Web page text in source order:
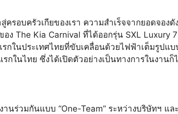
รอบครัวเกียของเรา ความสำเร็จจากยอดจอง
ง The Kia Carnival ที่ได้ออกรุ่น SXL
กในประเทศไทยที่ขับเคลื่อนด้วยไฟฟ้าเต็มรูปแบ
กในไทย ซึ่งได้เปิดตัวอย่างเป็นทางการในงาน
นร่วมกันแบบ “One-Team” ระหว่างบริษัทฯ แ